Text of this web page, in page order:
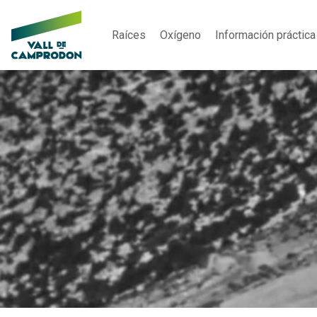
Raíces Oxígeno Información práctica